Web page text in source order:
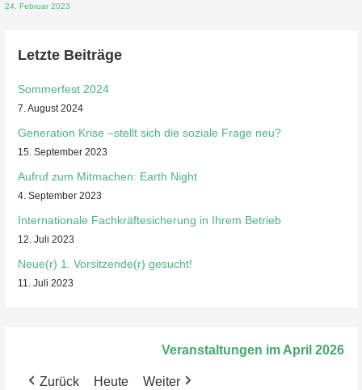
24. Februar 2023
Letzte Beiträge
Sommerfest 2024
7. August 2024
Generation Krise –stellt sich die soziale Frage neu?
15. September 2023
Aufruf zum Mitmachen: Earth Night
4. September 2023
Internationale Fachkräftesicherung in Ihrem Betrieb
12. Juli 2023
Neue(r) 1. Vorsitzende(r) gesucht!
11. Juli 2023
Veranstaltungen im April 2026
Zurück Heute Weiter